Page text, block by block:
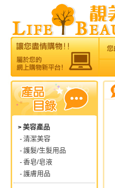
> 美容產品
- 清潔美容
- 護髮/生髮用品
- 香皂/皂液
- 護膚用品